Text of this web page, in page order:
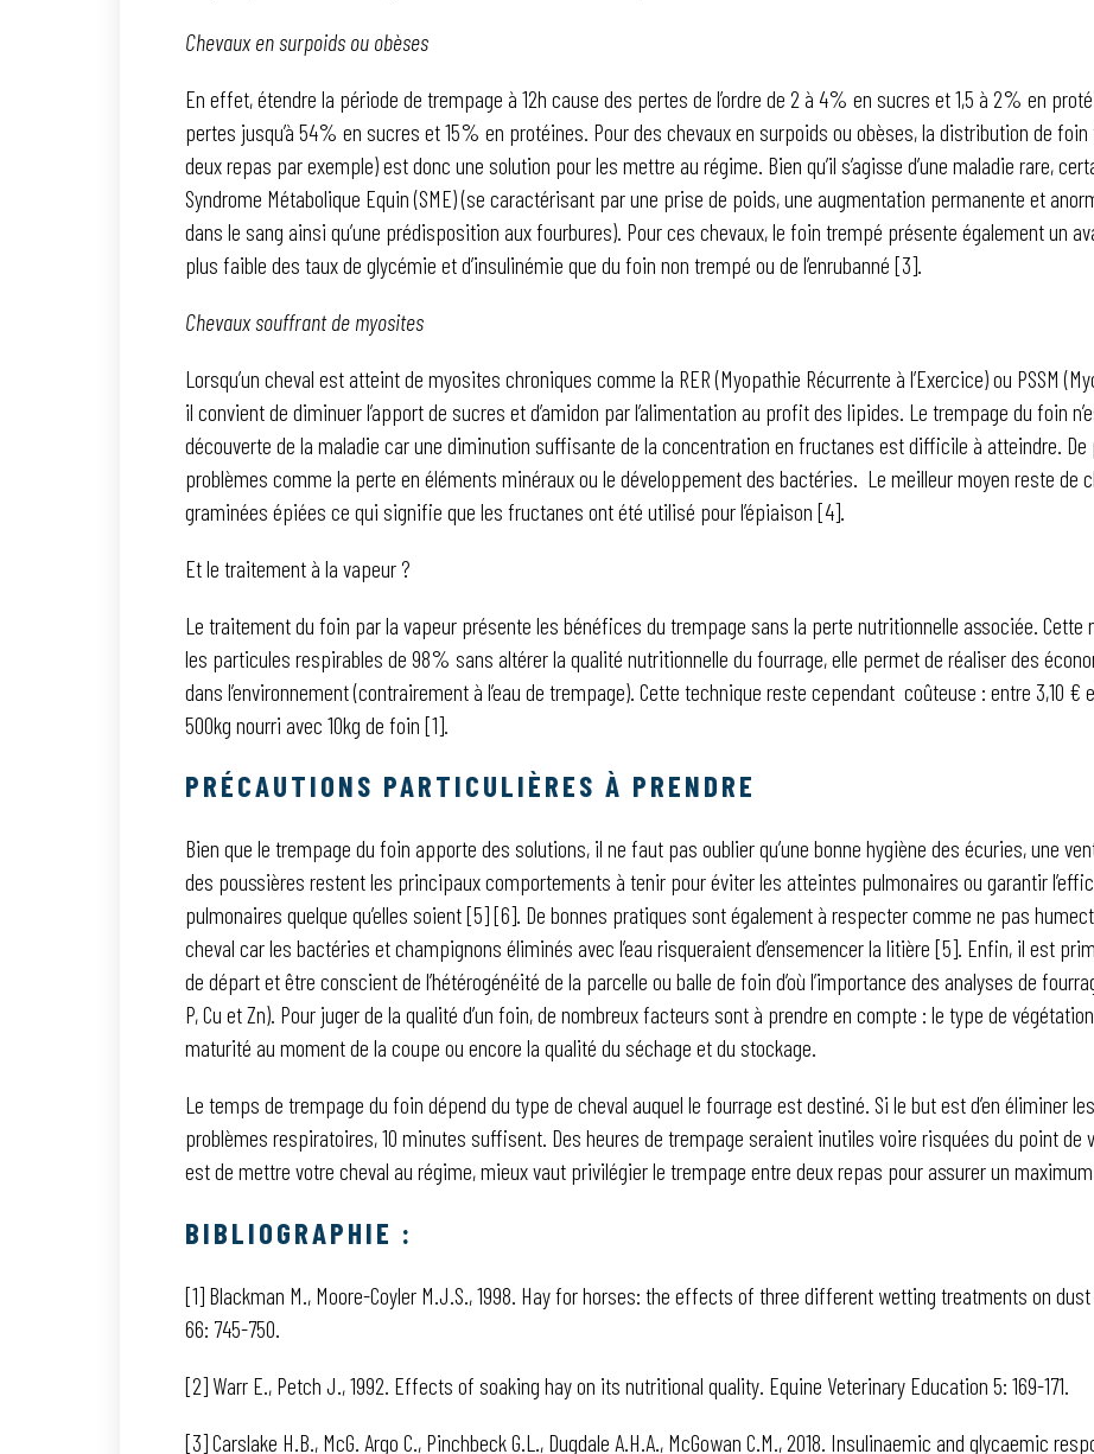
Chevaux en surpoids ou obèses
En effet, étendre la période de trempage à 12h cause des pertes de l’ordre de 2 à 4% en sucres et 1,5 à 2% en
pertes jusqu’à 54% en sucres et 15% en protéines. Pour des chevaux en surpoids ou obèses, la distribution de
deux repas par exemple) est donc une solution pour les mettre au régime. Bien qu’il s’agisse d’une maladie rare,
Syndrome Métabolique Equin (SME) (se caractérisant par une prise de poids, une augmentation permanente et
dans le sang ainsi qu’une prédisposition aux fourbures). Pour ces chevaux, le foin trempé présente également un
plus faible des taux de glycémie et d’insulinémie que du foin non trempé ou de l’enrubanné [3].
Chevaux souffrant de myosites
Lorsqu’un cheval est atteint de myosites chroniques comme la RER (Myopathie Récurrente à l’Exercice) ou PSSM
il convient de diminuer l’apport de sucres et d’amidon par l’alimentation au profit des lipides. Le trempage du foin
découverte de la maladie car une diminution suffisante de la concentration en fructanes est difficile à atteindre. De
problèmes comme la perte en éléments minéraux ou le développement des bactéries. Le meilleur moyen reste de
graminées épiées ce qui signifie que les fructanes ont été utilisé pour l’épiaison [4].
Et le traitement à la vapeur ?
Le traitement du foin par la vapeur présente les bénéfices du trempage sans la perte nutritionnelle associée. Cette
les particules respirables de 98% sans altérer la qualité nutritionnelle du fourrage, elle permet de réaliser des
dans l’environnement (contrairement à l’eau de trempage). Cette technique reste cependant coûteuse : entre 3,10
500kg nourri avec 10kg de foin [1].
PRÉCAUTIONS PARTICULIÈRES À PRENDRE
Bien que le trempage du foin apporte des solutions, il ne faut pas oublier qu’une bonne hygiène des écuries, une
des poussières restent les principaux comportements à tenir pour éviter les atteintes pulmonaires ou garantir
pulmonaires quelque qu’elles soient [5] [6]. De bonnes pratiques sont également à respecter comme ne pas
cheval car les bactéries et champignons éliminés avec l’eau risqueraient d’ensemencer la litière [5]. Enfin, il est
de départ et être conscient de l’hétérogénéité de la parcelle ou balle de foin d’où l’importance des analyses de
P, Cu et Zn). Pour juger de la qualité d’un foin, de nombreux facteurs sont à prendre en compte : le type de
maturité au moment de la coupe ou encore la qualité du séchage et du stockage.
Le temps de trempage du foin dépend du type de cheval auquel le fourrage est destiné. Si le but est d’en éliminer
problèmes respiratoires, 10 minutes suffisent. Des heures de trempage seraient inutiles voire risquées du point de
est de mettre votre cheval au régime, mieux vaut privilégier le trempage entre deux repas pour assurer un
BIBLIOGRAPHIE :
[1] Blackman M., Moore-Coyler M.J.S., 1998. Hay for horses: the effects of three different wetting treatments on
66: 745-750.
[2] Warr E., Petch J., 1992. Effects of soaking hay on its nutritional quality. Equine Veterinary Education 5: 169-171.
[3] Carslake H.B., McG. Argo C., Pinchbeck G.L., Dugdale A.H.A., McGowan C.M., 2018. Insulinaemic and glycaemic